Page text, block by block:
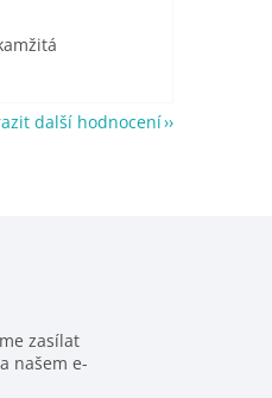
další hodnocení
zasílat
našem e-